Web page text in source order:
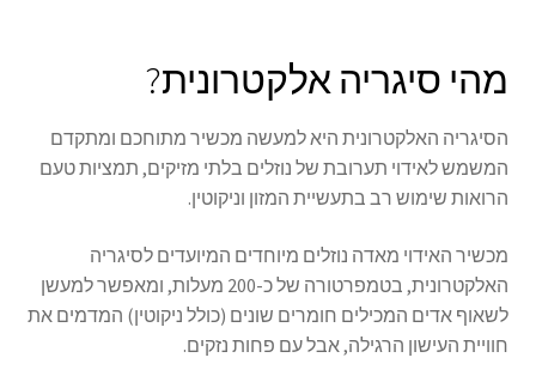
מהי סיגריה אלקטרונית?
הסיגריה האלקטרונית היא למעשה מכשיר מתוחכם ומתקדם
המשמש לאידוי תערובת של נוזלים בלתי מזיקים, תמציות טעם
הרואות שימוש רב בתעשיית המזון וניקוטין.
מכשיר האידוי מאדה נוזלים מיוחדים המיועדים לסיגריה
האלקטרונית, בטמפרטורה של כ-200 מעלות, ומאפשר למעשן
לשאוף אדים המכילים חומרים שונים (כולל ניקוטין) המדמים את
חוויית העישון הרגילה, אבל עם פחות נזקים.